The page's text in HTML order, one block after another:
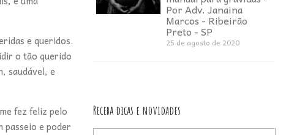
e queridos.
o tão querido
saudável, e
fez feliz pelo
e poder
Por Adv. Janaina
Marcos - Ribeirão
Preto - SP
25 de agosto de 2020
Receba dicas e novidades